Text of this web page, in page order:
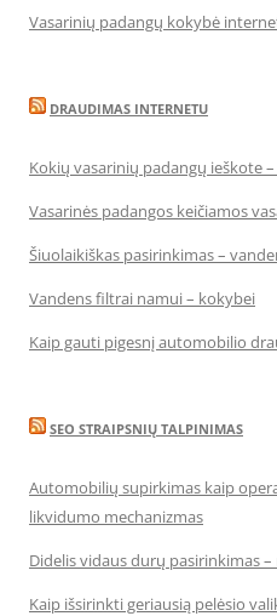
Vasarinių padangų kokybė
DRAUDIMAS INTERNETU
Kokių vasarinių padangų ieškote
Vasarinės padangos keičiamos
Šiuolaikiškas pasirinkimas –
Vandens filtrai namui – kokybei
Kaip gauti pigesnį automobilio
SEO STRAIPSNIŲ TALPINIMAS
Automobilių supirkimas kaip
likvidumo mechanizmas
Didelis vidaus durų pasirinkimas
Kaip išsirinkti geriausią pelėsio